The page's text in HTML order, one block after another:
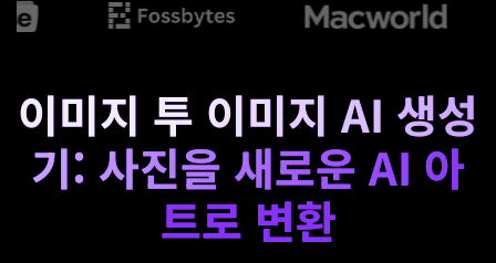
이미지 투 이미지 AI 생성
기: 사진을 새로운 AI 아
트로 변환